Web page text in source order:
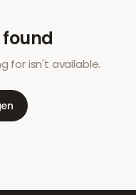
for isn't available.